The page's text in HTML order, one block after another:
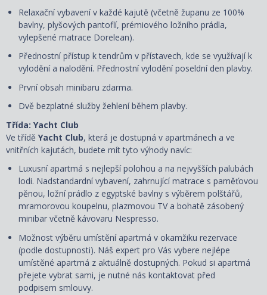
Relaxační vybavení v každé kajutě (včetně županu ze 100%
bavlny, plyšových pantoflí, prémiového ložního prádla,
vylepšené matrace Dorelean).
Přednostní přístup k tendrům v přístavech, kde se využívají k
vylodění a nalodění. Přednostní vylodění poseldní den plavby.
První obsah minibaru zdarma.
Dvě bezplatné služby žehlení během plavby.
Třída: Yacht Club
Ve třídě Yacht Club, která je dostupná v apartmánech a ve
vnitřních kajutách, budete mít tyto výhody navíc:
Luxusní apartmá s nejlepší polohou a na nejvyšších palubách
lodi. Nadstandardní vybavení, zahrnující matrace s paměťovou
pěnou, ložní prádlo z egyptské bavlny s výběrem polštářů,
mramorovou koupelnu, plazmovou TV a bohatě zásobený
minibar včetně kávovaru Nespresso.
Možnost výběru umístění apartmá v okamžiku rezervace
(podle dostupnosti). Náš expert pro Vás vybere nejlépe
umístěné apartmá z aktuálně dostupných. Pokud si apartmá
přejete vybrat sami, je nutné nás kontaktovat před
podpisem smlouvy.